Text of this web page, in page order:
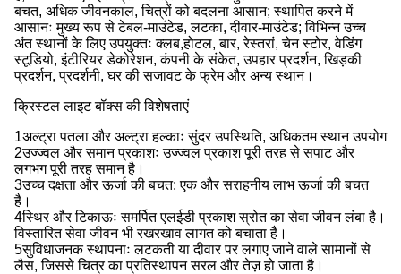
बचत, अधिक जीवनकाल, चित्रों को बदलना आसान; स्थापित करने में
आसानः मुख्य रूप से टेबल-माउंटेड, लटका, दीवार-माउंटेड; विभिन्न उच्च
अंत स्थानों के लिए उपयुक्तः क्लब,होटल, बार, रेस्तरां, चेन स्टोर, वेडिंग
स्टूडियो, इंटीरियर डेकोरेशन, कंपनी के संकेत, उपहार प्रदर्शन, खिड़की
प्रदर्शन, प्रदर्शनी, घर की सजावट के फ्रेम और अन्य स्थान।
क्रिस्टल लाइट बॉक्स की विशेषताएं
1अल्ट्रा पतला और अल्ट्रा हल्काः सुंदर उपस्थिति, अधिकतम स्थान उपयोग
2उज्ज्वल और समान प्रकाशः उज्ज्वल प्रकाश पूरी तरह से सपाट और
लगभग पूरी तरह समान है।
3उच्च दक्षता और ऊर्जा की बचत: एक और सराहनीय लाभ ऊर्जा की बचत
है।
4स्थिर और टिकाऊः समर्पित एलईडी प्रकाश स्रोत का सेवा जीवन लंबा है।
विस्तारित सेवा जीवन भी रखरखाव लागत को बचाता है।
5सुविधाजनक स्थापनाः लटकती या दीवार पर लगाए जाने वाले सामानों से
लैस, जिससे चित्र का प्रतिस्थापन सरल और तेज़ हो जाता है।